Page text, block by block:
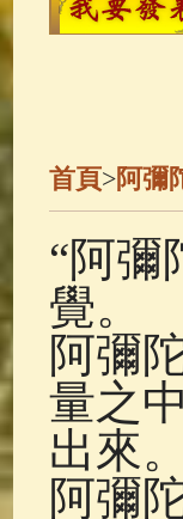
善
佛
首頁>阿彌
“阿彌
覺。
阿彌
量之
出來。
阿彌